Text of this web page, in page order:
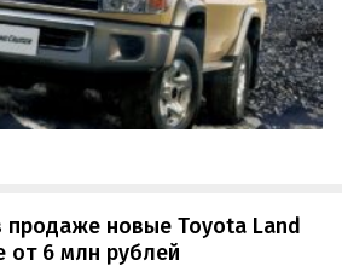
продаже новые Toyota Land
от 6 млн рублей